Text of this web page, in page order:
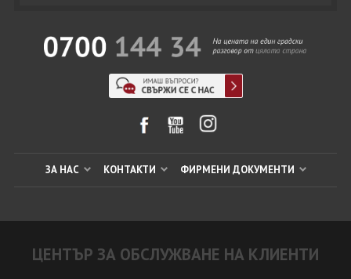
ЗА НАС КОНТАКТИ ФИРМЕНИ ДОКУМЕНТИ
ЦЕНТЪР ЗА ОБСЛУЖВАНЕ НА КЛИЕНТИ